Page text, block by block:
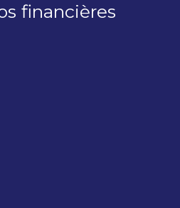
financières